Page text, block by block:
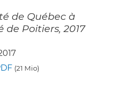
de Québec à
de Poitiers, 2017
(21 Mio)